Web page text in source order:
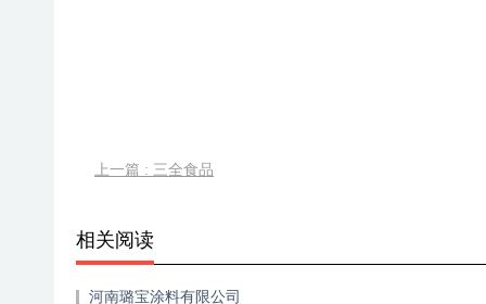
上一篇 : 三全食品
相关阅读
河南璐宝涂料有限公司